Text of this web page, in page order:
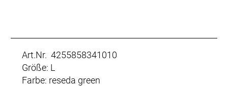
Art.Nr. 4255858341010
Größe: L
Farbe: reseda green